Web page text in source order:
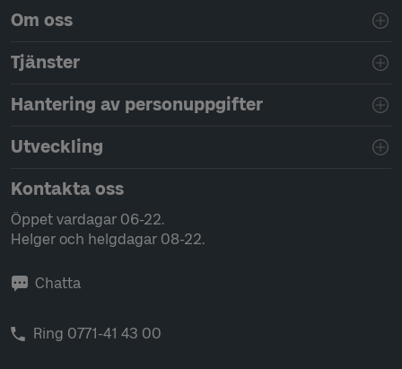
Sidfotsnavigering
Om oss
Tjänster
Hantering av personuppgifter
Utveckling
Kontakta oss
Öppet vardagar 06-22.
Helger och helgdagar 08-22.
Chatta
Ring 0771-41 43 00